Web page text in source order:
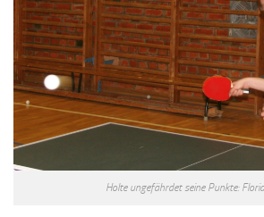
Holte ungefährdet seine Punkte: